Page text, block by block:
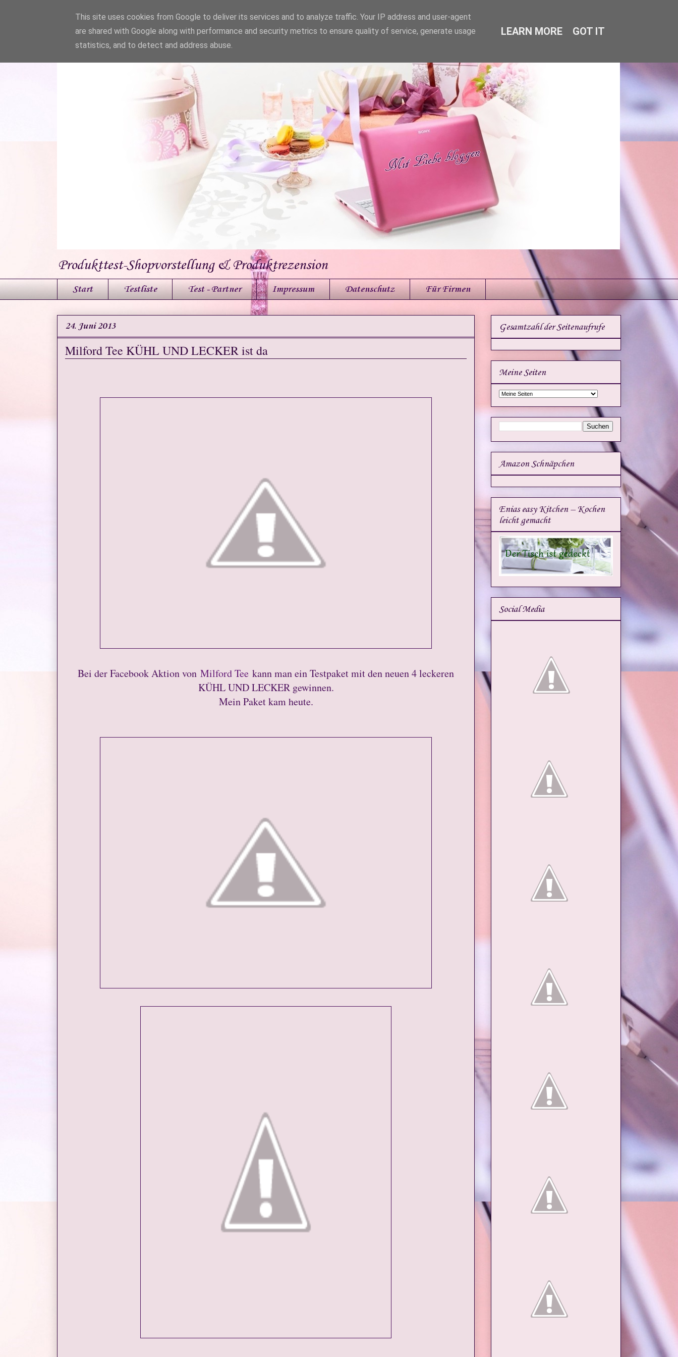
Produkttest-Shopvorstellung & Produktrezension
Start Testliste Test - Partner Impressum Datenschutz Für Firmen
24. Juni 2013
Milford Tee KÜHL UND LECKER ist da
Bei der Facebook Aktion von Milford Tee kann man ein Testpaket mit den neuen 4 leckeren
KÜHL UND LECKER gewinnen.
Mein Paket kam heute.
Gesamtzahl der Seitenaufrufe
Meine Seiten
Amazon Schnäpchen
Enias easy Kitchen – Kochen
leicht gemacht
Social Media
This site uses cookies from Google to deliver its services and to analyze traffic. Your IP address and user-agent
are shared with Google along with performance and security metrics to ensure quality of service, generate usage
statistics, and to detect and address abuse.
LEARN MORE GOT IT